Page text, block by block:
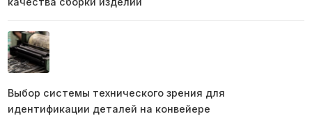
Выбор системы технического зрения для
идентификации деталей на конвейере